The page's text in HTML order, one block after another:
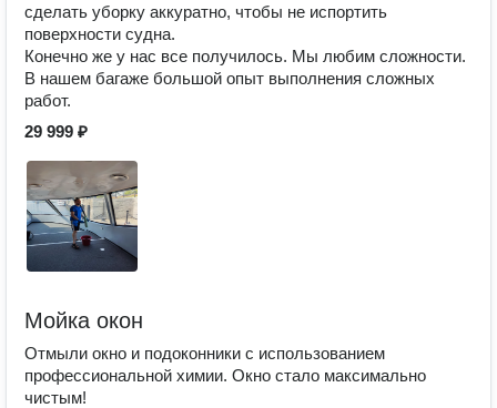
сделать уборку аккуратно, чтобы не испортить
поверхности судна.
Конечно же у нас все получилось. Мы любим сложности.
В нашем багаже большой опыт выполнения сложных
работ.
29 999 ₽
Мойка окон
Отмыли окно и подоконники с использованием
профессиональной химии. Окно стало максимально
чистым!